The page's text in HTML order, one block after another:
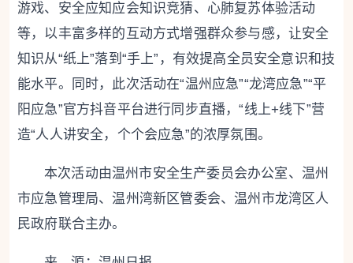
游戏、安全应知应会知识竞猜、心肺复苏体验活动
等，以丰富多样的互动方式增强群众参与感，让安全
知识从“纸上”落到“手上”，有效提高全员安全意识和技
能水平。同时，此次活动在“温州应急”“龙湾应急”“平
阳应急”官方抖音平台进行同步直播，“线上+线下”营
造“人人讲安全，个个会应急”的浓厚氛围。
本次活动由温州市安全生产委员会办公室、温州
市应急管理局、温州湾新区管委会、温州市龙湾区人
民政府联合主办。